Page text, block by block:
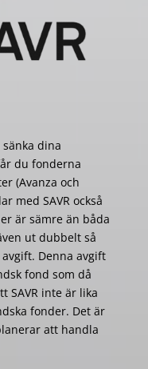
dina
du fonderna
(Avanza och
med SAVR också
är sämre än båda
ut dubbelt så
Denna avgift
fond som då
SAVR inte är lika
fonder. Det är
att handla